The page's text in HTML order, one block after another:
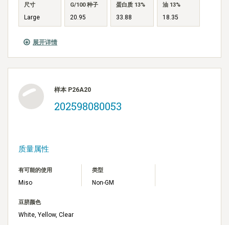
展开详情
尺寸
Large
G/100 种子
20.95
蛋白质 13%
33.88
油 13%
18.35
样本 P26A20
202598080053
质量属性
有可能的使用
Miso
类型
Non-GM
豆脐颜色
White, Yellow, Clear